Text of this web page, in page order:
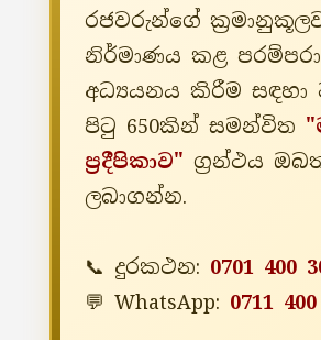
රජවරුන්ගේ
නිර්මාණය කළ
අධ්‍යයනය කිරීම
පිටු 650කින් සමන්විත
ප්‍රදීපිකාව" ග්‍රන්ථය
ලබාගන්න.
📞 දුරකථන: 0701 400
💬 WhatsApp: 0711